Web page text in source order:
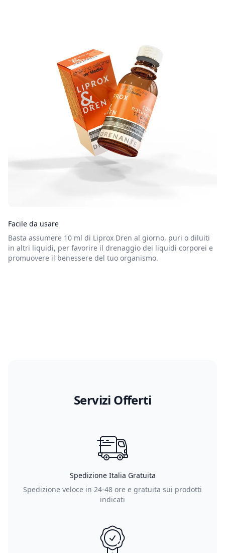
Facile da usare
Basta assumere 10 ml di Liprox Dren al giorno, puri o diluiti
in altri liquidi, per favorire il drenaggio dei liquidi corporei e
promuovere il benessere del tuo organismo.
Servizi Offerti
Spedizione Italia Gratuita
Spedizione veloce in 24-48 ore e gratuita sui prodotti
indicati